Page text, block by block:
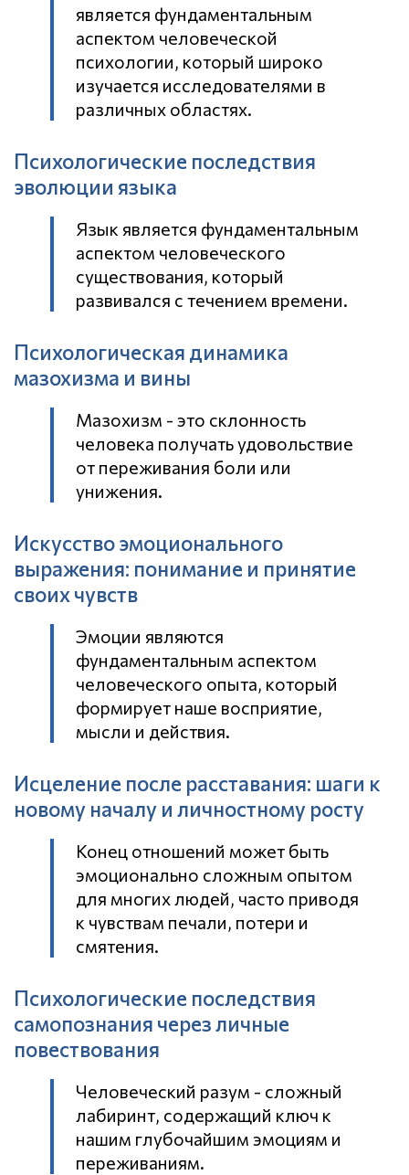
является фундаментальным
аспектом человеческой
психологии, который широко
изучается исследователями в
различных областях.
Психологические последствия
эволюции языка
Язык является фундаментальным
аспектом человеческого
существования, который
развивался с течением времени.
Психологическая динамика
мазохизма и вины
Мазохизм - это склонность
человека получать удовольствие
от переживания боли или
унижения.
Искусство эмоционального
выражения: понимание и принятие
своих чувств
Эмоции являются
фундаментальным аспектом
человеческого опыта, который
формирует наше восприятие,
мысли и действия.
Исцеление после расставания: шаги к
новому началу и личностному росту
Конец отношений может быть
эмоционально сложным опытом
для многих людей, часто приводя
к чувствам печали, потери и
смятения.
Психологические последствия
самопознания через личные
повествования
Человеческий разум - сложный
лабиринт, содержащий ключ к
нашим глубочайшим эмоциям и
переживаниям.